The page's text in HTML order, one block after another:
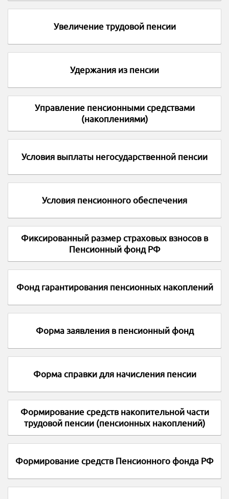
Увеличение трудовой пенсии
Удержания из пенсии
Управление пенсионными средствами
(накоплениями)
Условия выплаты негосударственной пенсии
Условия пенсионного обеспечения
Фиксированный размер страховых взносов в
Пенсионный фонд РФ
Фонд гарантирования пенсионных накоплений
Форма заявления в пенсионный фонд
Форма справки для начисления пенсии
Формирование средств накопительной части
трудовой пенсии (пенсионных накоплений)
Формирование средств Пенсионного фонда РФ